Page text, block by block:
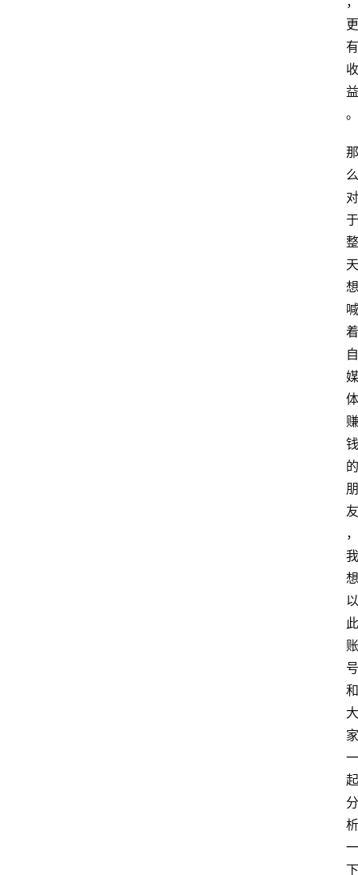
更
有
收
益
。
那
么
对
于
整
天
想
喊
着
自
媒
体
赚
钱
的
朋
友
，
我
想
以
此
账
号
和
大
家
一
起
分
析
一
下